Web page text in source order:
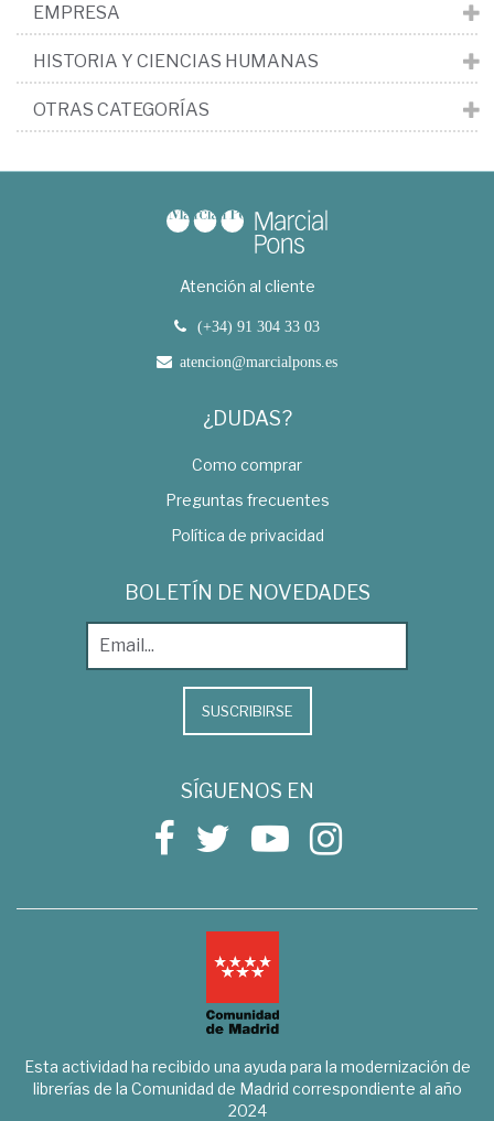
EMPRESA
HISTORIA Y CIENCIAS HUMANAS
OTRAS CATEGORÍAS
Atención al cliente
(+34) 91 304 33 03
atencion@marcialpons.es
¿DUDAS?
Como comprar
Preguntas frecuentes
Política de privacidad
BOLETÍN DE NOVEDADES
SUSCRIBIRSE
SÍGUENOS EN
Esta actividad ha recibido una ayuda para la modernización de
librerías de la Comunidad de Madrid correspondiente al año
2024